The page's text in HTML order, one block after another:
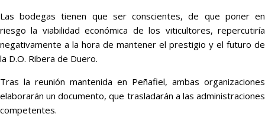
Las bodegas tienen que ser conscientes, de que poner en
riesgo la viabilidad económica de los viticultores, repercutiría
negativamente a la hora de mantener el prestigio y el futuro de
la D.O. Ribera de Duero.
Tras la reunión mantenida en Peñafiel, ambas organizaciones
elaborarán un documento, que trasladarán a las administraciones
competentes.